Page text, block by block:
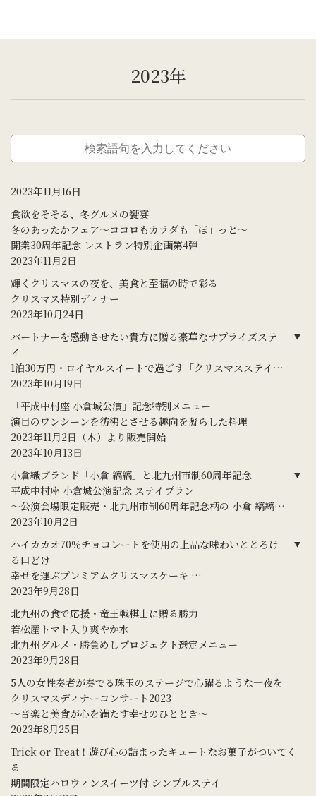
2023年
2023年11月16日
食欲をそそる、冬グルメの饗宴
冬のあったかフェア～ココロもカラダも「ほ」っと～
開業30周年記念 レストラン特別企画第4弾
2023年11月2日
輝くクリスマスの夜を、美食と至福の時で彩る
クリスマス特別ディナー
2023年10月24日
パートナーを感動させたい貴方に贈る豪華なサプライズステ
イ
1泊30万円・ロイヤルスイートで過ごす「クリスマスステイ」
を販売
サンタクロースに会えるご家族向けプランなど豊富にライン
アップ
2023年10月19日
「平成中村座 小倉城公演」記念特別メニュー
演目のワンシーンを彷彿とさせる趣向を凝らした料理
2023年11月2日（木）より販売開始
2023年10月13日
小倉織ブランド「小倉 縞縞」と北九州市制60周年記念
平成中村座 小倉城公演記念 ステイプラン
～公演会場限定販売・北九州市制60周年記念柄の 小倉 縞縞
リボンバッグ付～
2023年10月2日
ハイカカオ70％チョコレートを使用の上品な味わいととろけ
る口どけ
幸せを運ぶプレミアムクリスマスケーキ
「joyeux noël gâteau ～ジョワイユ・ノエル・ガトー～ ｣
2023年9月28日
北九州の食で応援・竜王戦棋士に贈る勝力
若松産トマト入り爽やか水
北九州グルメ・勝負めしプロジェクト選定メニュー
2023年9月28日
5人の女性奏者が奏でる珠玉のステージで心躍るような一夜を
クリスマスディナーコンサート2023
～音楽と美食が心を満たす幸せのひととき～
2023年8月25日
Trick or Treat！遊び心の詰まったキュートなお菓子がついてく
る
期間限定ハロウィンスイーツ付 シンプルステイ